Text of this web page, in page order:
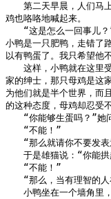
第二天早晨，人们马上
鸡也咯咯地喊起来。
“这是怎么一回事儿？”
小鸭是一只肥鸭，走错了
以有鸭蛋了。我只希望他
这样，小鸭就在这里受
家的绅士，那只母鸡是这
为他们就是半个世界，而
的这种态度，母鸡却忍受不
“你能够生蛋吗？”她问
“不能！”
“那么就请你不要发表
于是雄猫说：“你能拱
“不能！”
“那么，当有理智的人
小鸭坐在一个墙角里，